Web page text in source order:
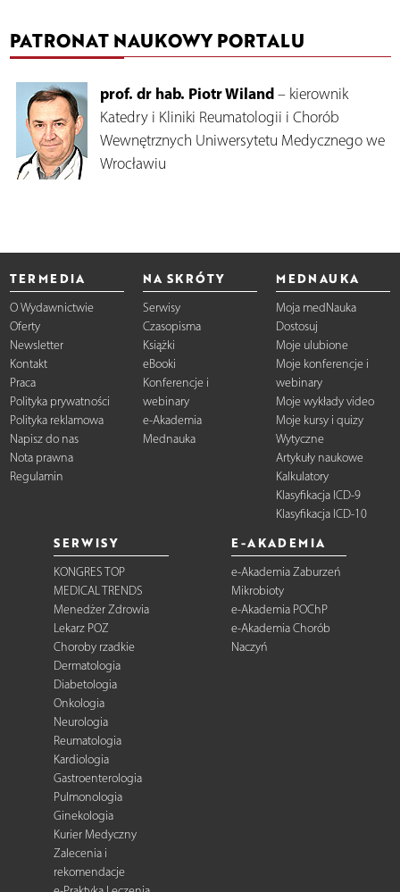
PATRONAT NAUKOWY PORTALU
prof. dr hab. Piotr Wiland– kierownik
Katedry i Kliniki Reumatologii i Chorób
Wewnętrznych Uniwersytetu Medycznego we
Wrocławiu
TERMEDIA
O Wydawnictwie
Oferty
Newsletter
Kontakt
Praca
Polityka prywatności
Polityka reklamowa
Napisz do nas
Nota prawna
Regulamin
NA SKRÓTY
Serwisy
Czasopisma
Książki
eBooki
Konferencje i
webinary
e-Akademia
Mednauka
MEDNAUKA
Moja medNauka
Dostosuj
Moje ulubione
Moje konferencje i
webinary
Moje wykłady video
Moje kursy i quizy
Wytyczne
Artykuły naukowe
Kalkulatory
Klasyfikacja ICD-9
Klasyfikacja ICD-10
SERWISY
KONGRES TOP
MEDICAL TRENDS
Menedżer Zdrowia
Lekarz POZ
Choroby rzadkie
Dermatologia
Diabetologia
Onkologia
Neurologia
Reumatologia
Kardiologia
Gastroenterologia
Pulmonologia
Ginekologia
Kurier Medyczny
Zalecenia i
rekomendacje
E-AKADEMIA
e-Akademia Zaburzeń
Mikrobioty
e-Akademia POChP
e-Akademia Chorób
Naczyń